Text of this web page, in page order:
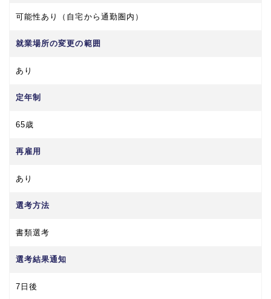
可能性あり（自宅から通勤圏内）
就業場所の変更の範囲
あり
定年制
65歳
再雇用
あり
選考方法
書類選考
選考結果通知
7日後